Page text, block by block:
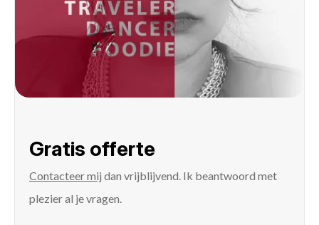
Gratis offerte
Contacteer mij dan vrijblijvend. Ik beantwoord met
plezier al je vragen.